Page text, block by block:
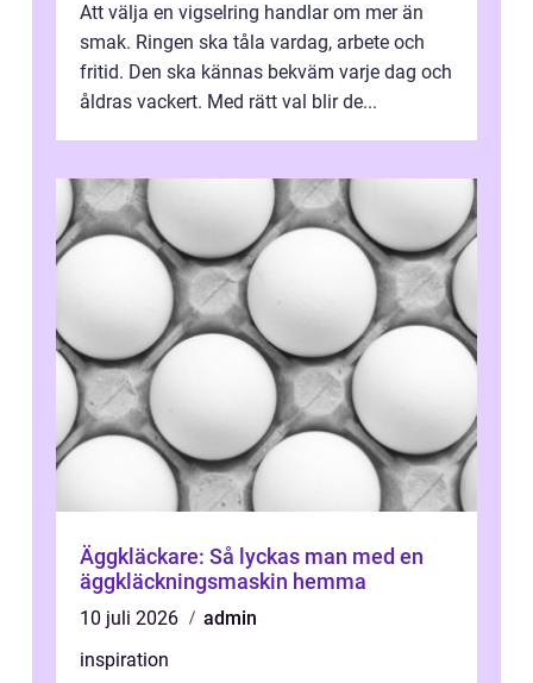
Att välja en vigselring handlar om mer än
smak. Ringen ska tåla vardag, arbete och
fritid. Den ska kännas bekväm varje dag och
åldras vackert. Med rätt val blir de...
Äggkläckare: Så lyckas man med en
äggkläckningsmaskin hemma
10 juli 2026
admin
inspiration